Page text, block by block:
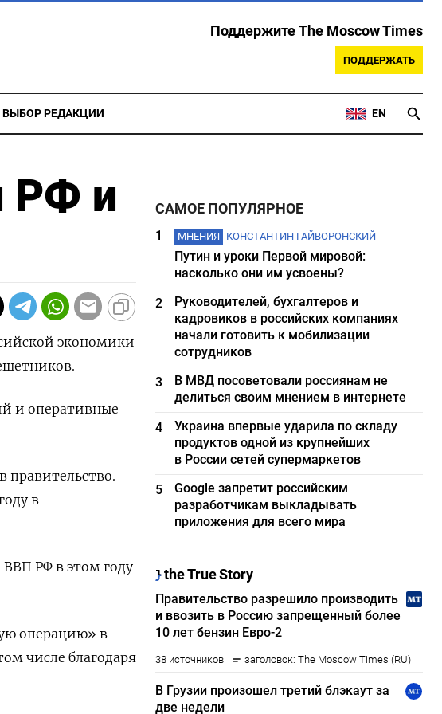
Поддержите The Moscow Times
ПОДДЕРЖАТЬ
ВЫБОР РЕДАКЦИИ EN
РФ и
экономики
и оперативные
правительство.
в
РФ в этом году
операцию» в
числе благодаря
САМОЕ ПОПУЛЯРНОЕ
1 МНЕНИЯ КОНСТАНТИН ГАЙВОРОНСКИЙ
Путин и уроки Первой мировой:
насколько они им усвоены?
2
Руководителей, бухгалтеров и
кадровиков в российских компаниях
начали готовить к мобилизации
сотрудников
3
В МВД посоветовали россиянам не
делиться своим мнением в интернете
4
Украина впервые ударила по складу
продуктов одной из крупнейших
в России сетей супермаркетов
5
Google запретит российским
разработчикам выкладывать
приложения для всего мира